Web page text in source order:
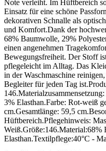
Note verleiht. Im Hüftbereich
Einsatz für eine schöne
dekorativen Schnalle als
und Komfort.Dank der
68% Baumwolle, 29%
einen angenehmen
Bewegungsfreiheit. Der Stoff
pflegeleicht im Alltag. Das
in der Waschmaschine
Begleiter für jeden Tag
3% Elasthan.Farbe: Rot-weiß
cm.Gesamtlänge: 59,5
Hüftbereich.Pflegehinweis:
Weiß.Größe:146.Material:68%
Elasthan.Textilpflege:40°C -